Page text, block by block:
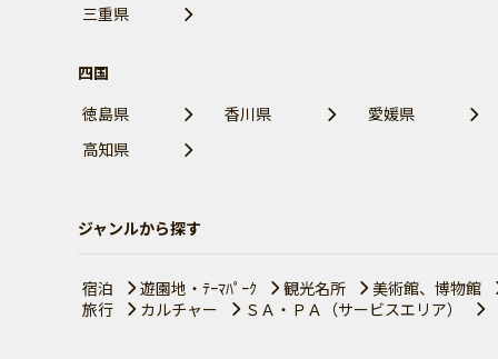
三重県
四国
徳島県
香川県
愛媛県
高知県
ジャンルから探す
宿泊 遊園地・ﾃｰﾏﾊﾟｰｸ 観光名所 美術館、博物館
旅行
カルチャー ＳＡ・ＰＡ（サービスエリア）